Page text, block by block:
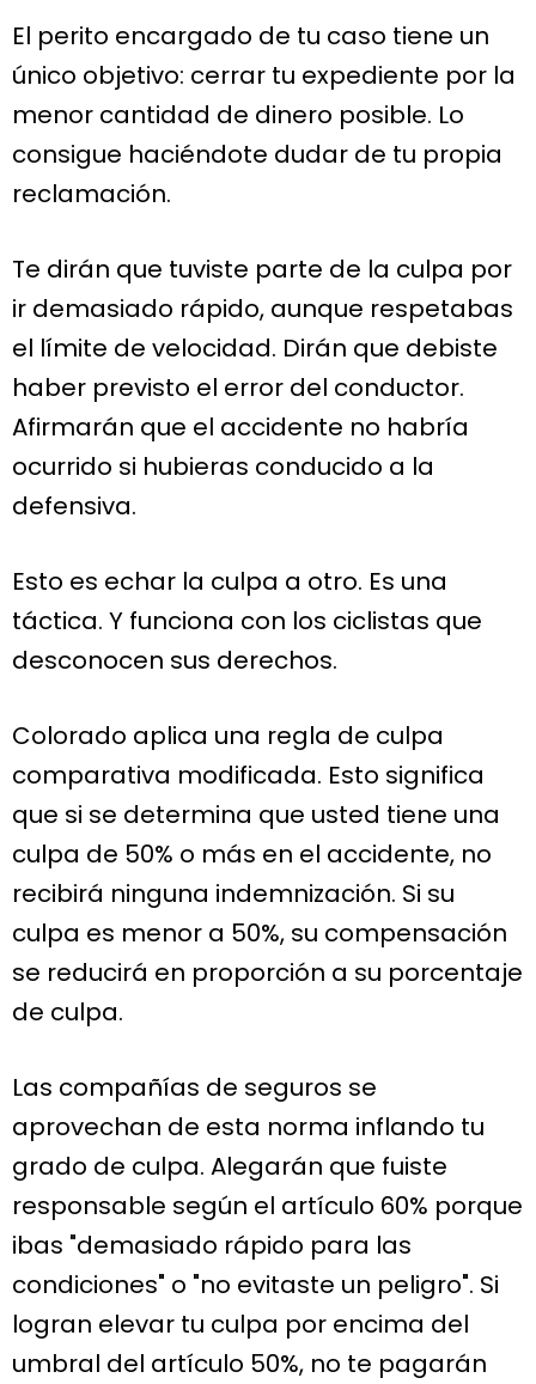
El perito encargado de tu caso tiene un
único objetivo: cerrar tu expediente por la
menor cantidad de dinero posible. Lo
consigue haciéndote dudar de tu propia
reclamación.
Te dirán que tuviste parte de la culpa por
ir demasiado rápido, aunque respetabas
el límite de velocidad. Dirán que debiste
haber previsto el error del conductor.
Afirmarán que el accidente no habría
ocurrido si hubieras conducido a la
defensiva.
Esto es echar la culpa a otro. Es una
táctica. Y funciona con los ciclistas que
desconocen sus derechos.
Colorado aplica una regla de culpa
comparativa modificada. Esto significa
que si se determina que usted tiene una
culpa de 50% o más en el accidente, no
recibirá ninguna indemnización. Si su
culpa es menor a 50%, su compensación
se reducirá en proporción a su porcentaje
de culpa.
Las compañías de seguros se
aprovechan de esta norma inflando tu
grado de culpa. Alegarán que fuiste
responsable según el artículo 60% porque
ibas "demasiado rápido para las
condiciones" o "no evitaste un peligro". Si
logran elevar tu culpa por encima del
umbral del artículo 50%, no te pagarán